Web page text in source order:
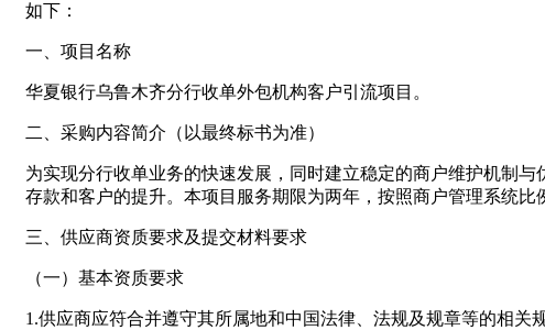
如下：
一、项目名称
华夏银行乌鲁木齐分行收单外包机构客户引流项目。
二、采购内容简介（以最终标书为准）
为实现分行收单业务的快速发展，同时建立稳定的商户维护机制
存款和客户的提升。本项目服务期限为两年，按照商户管理系统比
三、供应商资质要求及提交材料要求
（一）基本资质要求
1.供应商应符合并遵守其所属地和中国法律、法规及规章等的相关